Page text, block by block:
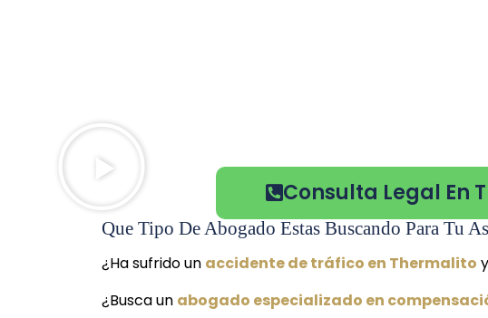
Consulta Legal En
Que Tipo De Abogado Estas Buscando Para Tu
¿Ha sufrido un accidente de tráfico en Thermalito
¿Busca un abogado especializado en